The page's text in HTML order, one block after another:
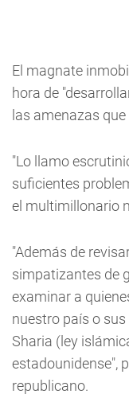
El magnate
hora de
las amenazas
"Lo llamo
suficientes
el multimillonario
"Además de
simpatizantes de
examinar a
nuestro país o
Sharia (ley
estadounidense",
republicano.